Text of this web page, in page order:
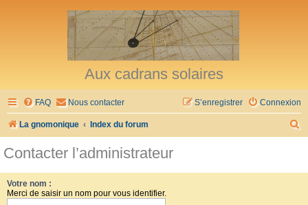
Aux cadrans solaires
FAQ Nous contacter Connexion
S’enregistrer
La gnomonique Index du forum
Contacter l’administrateur
Votre nom :
Merci de saisir un nom pour vous identifier.